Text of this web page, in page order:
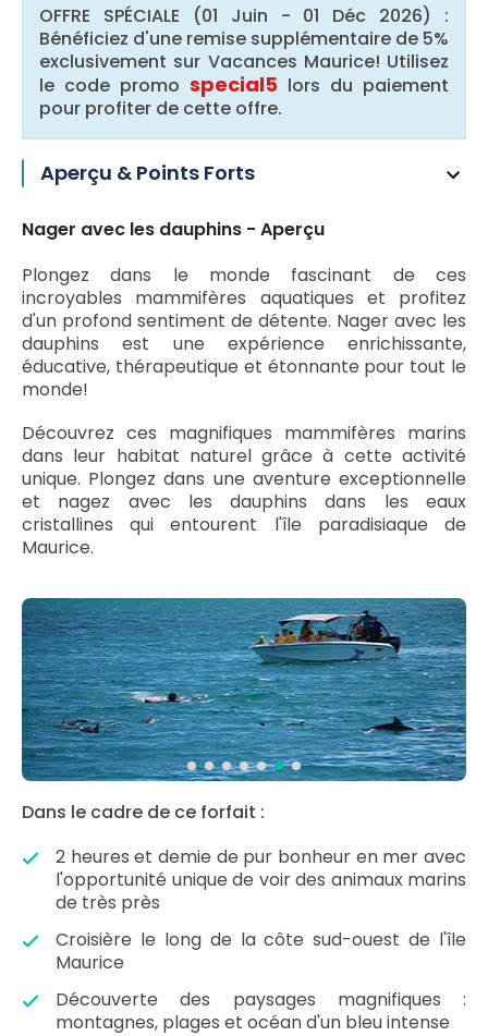
OFFRE SPÉCIALE (01 Juin - 01 Déc 2026) :
Bénéficiez d'une remise supplémentaire de 5%
exclusivement sur Vacances Maurice! Utilisez
le code promo special5 lors du paiement
pour profiter de cette offre.
Aperçu & Points Forts
Nager avec les dauphins - Aperçu
Plongez dans le monde fascinant de ces
incroyables mammifères aquatiques et profitez
d'un profond sentiment de détente. Nager avec les
dauphins est une expérience enrichissante,
éducative, thérapeutique et étonnante pour tout le
monde!
Découvrez ces magnifiques mammifères marins
dans leur habitat naturel grâce à cette activité
unique. Plongez dans une aventure exceptionnelle
et nagez avec les dauphins dans les eaux
cristallines qui entourent l'île paradisiaque de
Maurice.
Dans le cadre de ce forfait :
2 heures et demie de pur bonheur en mer avec
l'opportunité unique de voir des animaux marins
de très près
Croisière le long de la côte sud-ouest de l'île
Maurice
Découverte des paysages magnifiques :
montagnes, plages et océan d'un bleu intense